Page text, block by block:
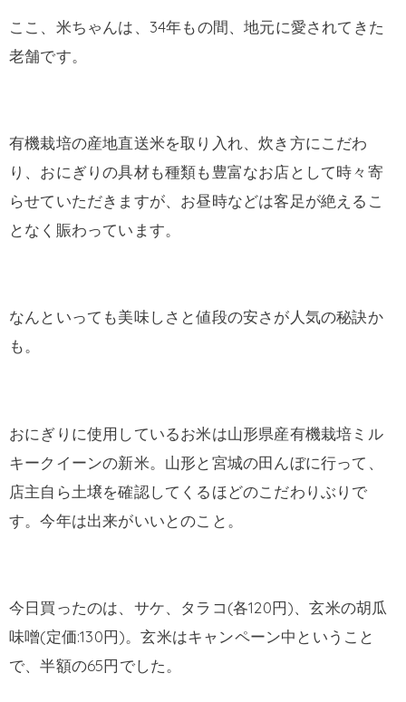
ここ、米ちゃんは、34年もの間、地元に愛されてきた
老舗です。
有機栽培の産地直送米を取り入れ、炊き方にこだわ
り、おにぎりの具材も種類も豊富なお店として時々寄
らせていただきますが、お昼時などは客足が絶えるこ
となく賑わっています。
なんといっても美味しさと値段の安さが人気の秘訣か
も。
おにぎりに使用しているお米は山形県産有機栽培ミル
キークイーンの新米。山形と宮城の田んぼに行って、
店主自ら土壌を確認してくるほどのこだわりぶりで
す。今年は出来がいいとのこと。
今日買ったのは、サケ、タラコ(各120円)、玄米の胡瓜
味噌(定価:130円)。玄米はキャンペーン中ということ
で、半額の65円でした。